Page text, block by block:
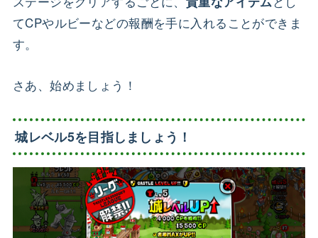
てCPやルビーなどの報酬を手に入れることができま
す。
さあ、始めましょう！
城レベル5を目指しましょう！